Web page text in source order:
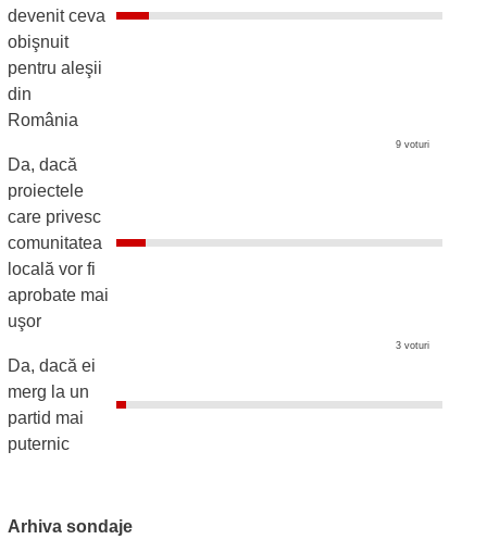
devenit ceva
obişnuit
pentru aleşii
din
România
9 voturi
Da, dacă
proiectele
care privesc
comunitatea
locală vor fi
aprobate mai
uşor
3 voturi
Da, dacă ei
merg la un
partid mai
puternic
Arhiva sondaje